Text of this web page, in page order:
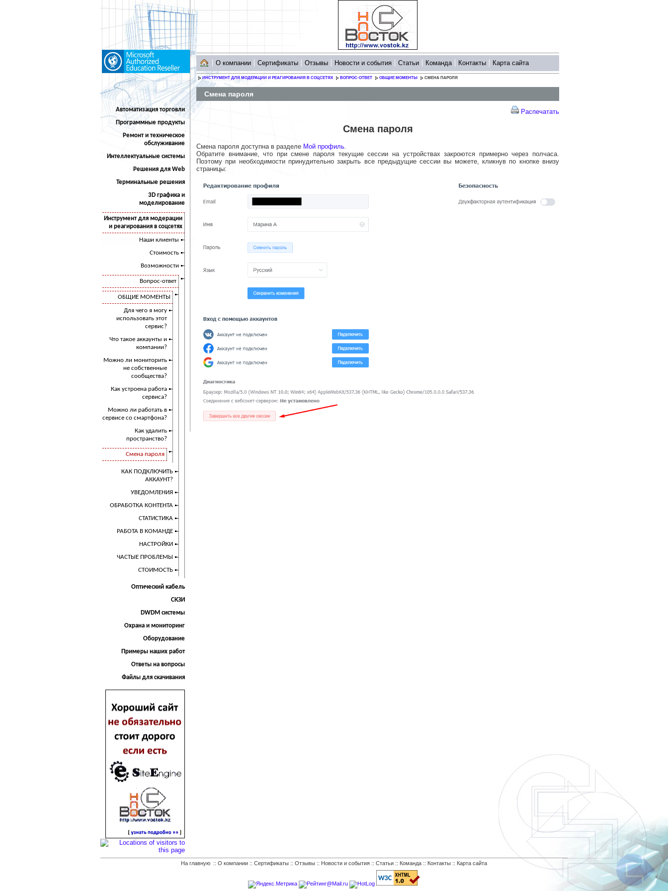
Автоматизация торговли
Программные продукты
Ремонт и техническое
обслуживание
Интеллектуальные системы
Решения для Web
Терминальные решения
3D графика и
моделирование
Инструмент для модерации
и реагирования в соцсетях
Наши клиенты
Стоимость
Возможности
Вопрос-ответ
ОБЩИЕ МОМЕНТЫ
Для чего я могу
использовать этот
сервис?
Что такое аккаунты и
компании?
Можно ли мониторить
не собственные
сообщества?
Как устроена работа
сервиса?
Можно ли работать в
сервисе со смартфона?
Как удалить
пространство?
Смена пароля
КАК ПОДКЛЮЧИТЬ
АККАУНТ?
УВЕДОМЛЕНИЯ
ОБРАБОТКА КОНТЕНТА
СТАТИСТИКА
РАБОТА В КОМАНДЕ
НАСТРОЙКИ
ЧАСТЫЕ ПРОБЛЕМЫ
СТОИМОСТЬ
Оптический кабель
СКЗИ
DWDM системы
Охрана и мониторинг
Оборудование
Примеры наших работ
Ответы на вопросы
Файлы для скачивания
О компании Сертификаты Отзывы Новости и события Статьи Команда Контакты Карта сайта
ИНСТРУМЕНТ ДЛЯ МОДЕРАЦИИ И РЕАГИРОВАНИЯ В СОЦСЕТЯХ ВОПРОС-ОТВЕТ ОБЩИЕ МОМЕНТЫ СМЕНА ПАРОЛЯ
Смена пароля
Распечатать
Смена пароля
Смена пароля доступна в разделе Мой профиль.
Обратите внимание, что при смене пароля текущие сессии на устройствах закроются примерно через полчаса.
Поэтому при необходимости принудительно закрыть все предыдущие сессии вы можете, кликнув по кнопке внизу
страницы:
На главную :: О компании :: Сертификаты :: Отзывы :: Новости и события :: Статьи :: Команда :: Контакты :: Карта сайта